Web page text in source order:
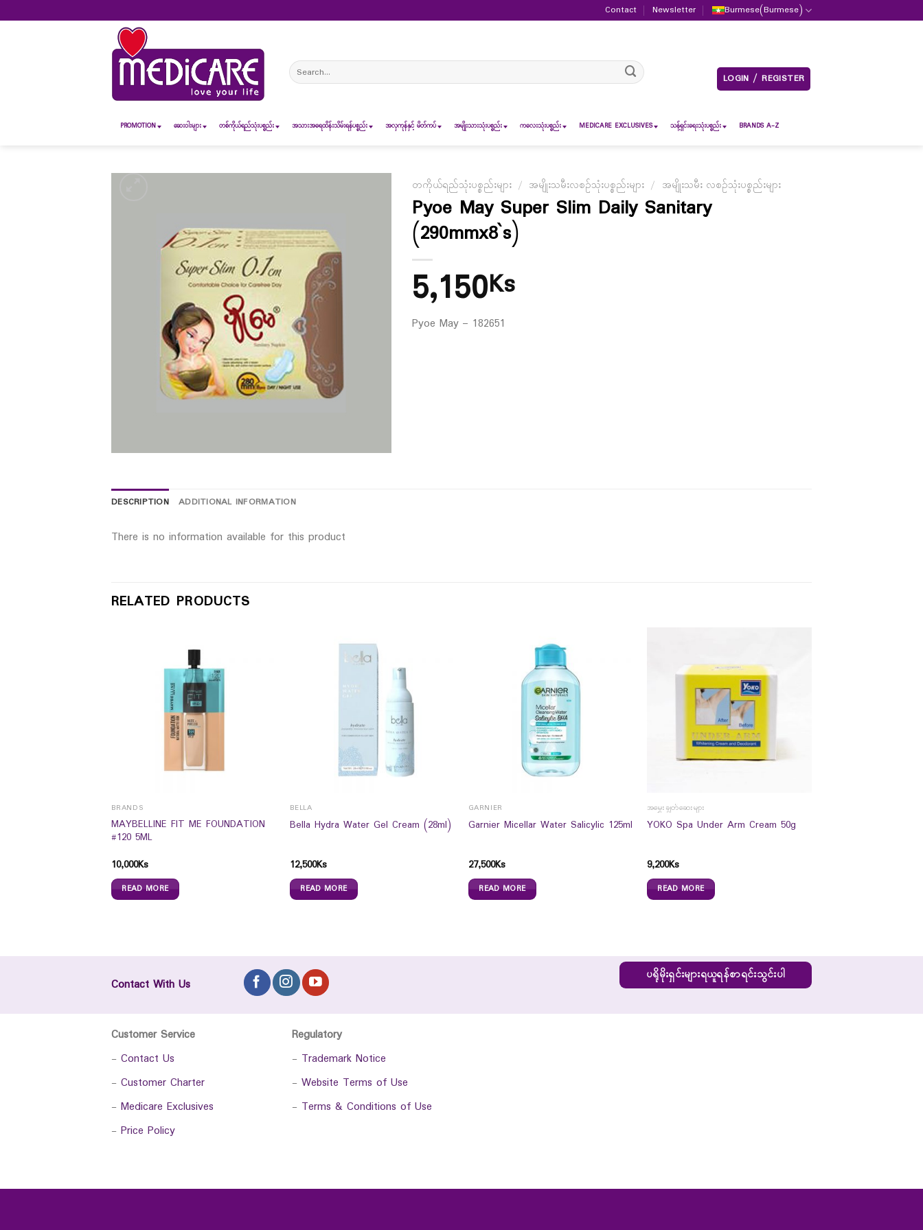
to
Contact Newsletter Burmese(Burmese)
Search
for:
LOGIN / REGISTER
PROMOTION ဆေး၀ါးများ တစ်ကိုယ်ရည်သုံးပစ္စည်း အသားအရေထိန်းသိမ်းရန်ပစ္စည်း အလှကုန်နှင့် မိတ်ကပ် အမျိုးသားသုံးပစ္စည်း ကလေးသုံးပစ္စည်း MEDICARE EXCLUSIVES သန့်ရှင်းရေးသုံးပစ္စည်း BRANDS A-Z
တကိုယ်ရည်သုံးပစ္စည်းများ / အမျိုးသမီးလစဉ်သုံးပစ္စည်းများ / အမျိုးသမီး လစဉ်သုံးပစ္စည်းများ
Pyoe May Super Slim Daily Sanitary
(290mmx8`s)
5,150Ks
Pyoe May – 182651
DESCRIPTION ADDITIONAL INFORMATION
There is no information available for this product
RELATED PRODUCTS
BRANDS
MAYBELLINE FIT ME FOUNDATION
#120 5ML
10,000Ks
READ MORE
BELLA
Bella Hydra Water Gel Cream (28ml)
12,500Ks
READ MORE
GARNIER
Garnier Micellar Water Salicylic 125ml
27,500Ks
READ MORE
အမွှေးချွတ်ဆေးများ
YOKO Spa Under Arm Cream 50g
9,200Ks
READ MORE
Contact With Us
ပရိုမိုးရှင်းများရယူရန်စာရင်းသွင်းပါ
Customer Service
- Contact Us
- Customer Charter
- Medicare Exclusives
- Price Policy
Regulatory
- Trademark Notice
- Website Terms of Use
- Terms & Conditions of Use